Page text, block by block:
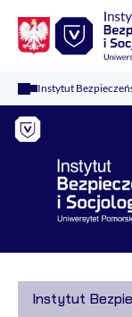
Instytut
Instytut
Logo Kaliop Poland